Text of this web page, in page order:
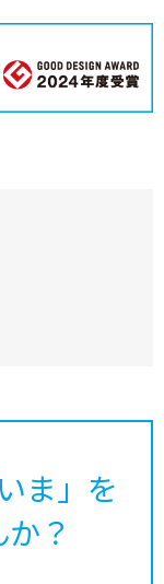
ま」を
？